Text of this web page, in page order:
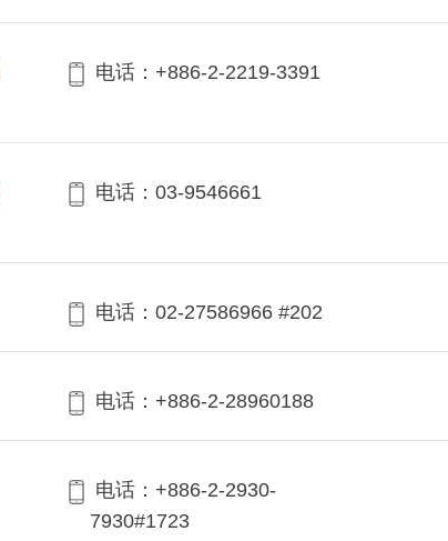
电话：+886-2-2219-3391
电话：03-9546661
电话：02-27586966 #202
电话：+886-2-28960188
电话：+886-2-2930-
7930#1723